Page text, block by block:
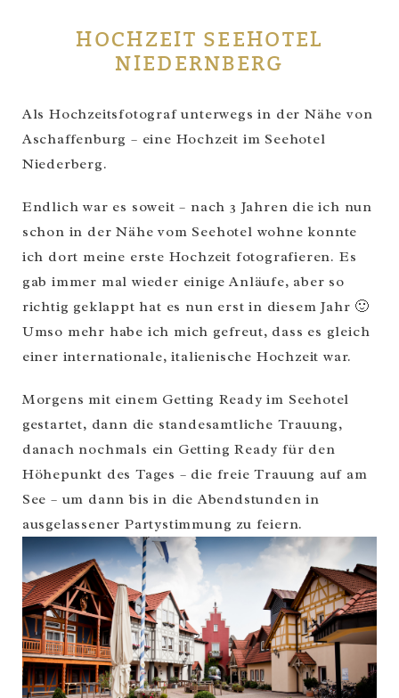
HOCHZEIT SEEHOTEL
NIEDERNBERG
Als Hochzeitsfotograf unterwegs in der Nähe von
Aschaffenburg – eine Hochzeit im Seehotel
Niederberg.
Endlich war es soweit – nach 3 Jahren die ich nun
schon in der Nähe vom Seehotel wohne konnte
ich dort meine erste Hochzeit fotografieren. Es
gab immer mal wieder einige Anläufe, aber so
richtig geklappt hat es nun erst in diesem Jahr 🙂
Umso mehr habe ich mich gefreut, dass es gleich
einer internationale, italienische Hochzeit war.
Morgens mit einem Getting Ready im Seehotel
gestartet, dann die standesamtliche Trauung,
danach nochmals ein Getting Ready für den
Höhepunkt des Tages – die freie Trauung auf am
See – um dann bis in die Abendstunden in
ausgelassener Partystimmung zu feiern.